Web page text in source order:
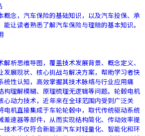
概念，汽车保险的基础知识，以及汽车投保、承
让读者熟悉了解汽车保险与理赔的基本知识。
析思维导图，覆盖技术发展背景、概念定义、
发展现状、核心挑战与解决方案，帮助学习者快
统性认知，高效掌握其技术脉络与行业应用痛
构理解模糊、原理梳理无逻辑等问题。轮毂电机
心动力技术，近年来在全球范围内受到广泛关
电机直接集成于车轮轮毂中，取代传统驱动系统
差速器等部件，从而实现结构简化、传动效率提
技术不仅符合新能源汽车对轻量化、智能化和环